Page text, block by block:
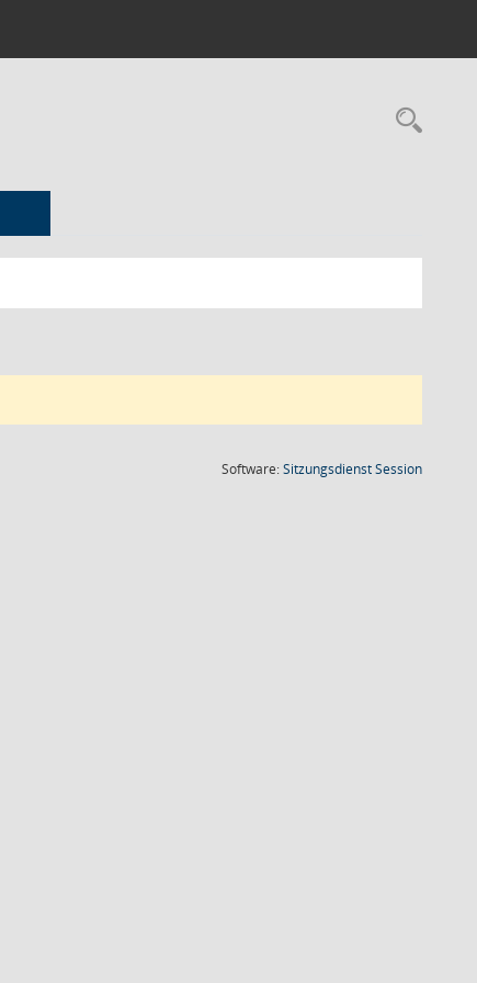
Software:SitzungsdienstSession(Wird in